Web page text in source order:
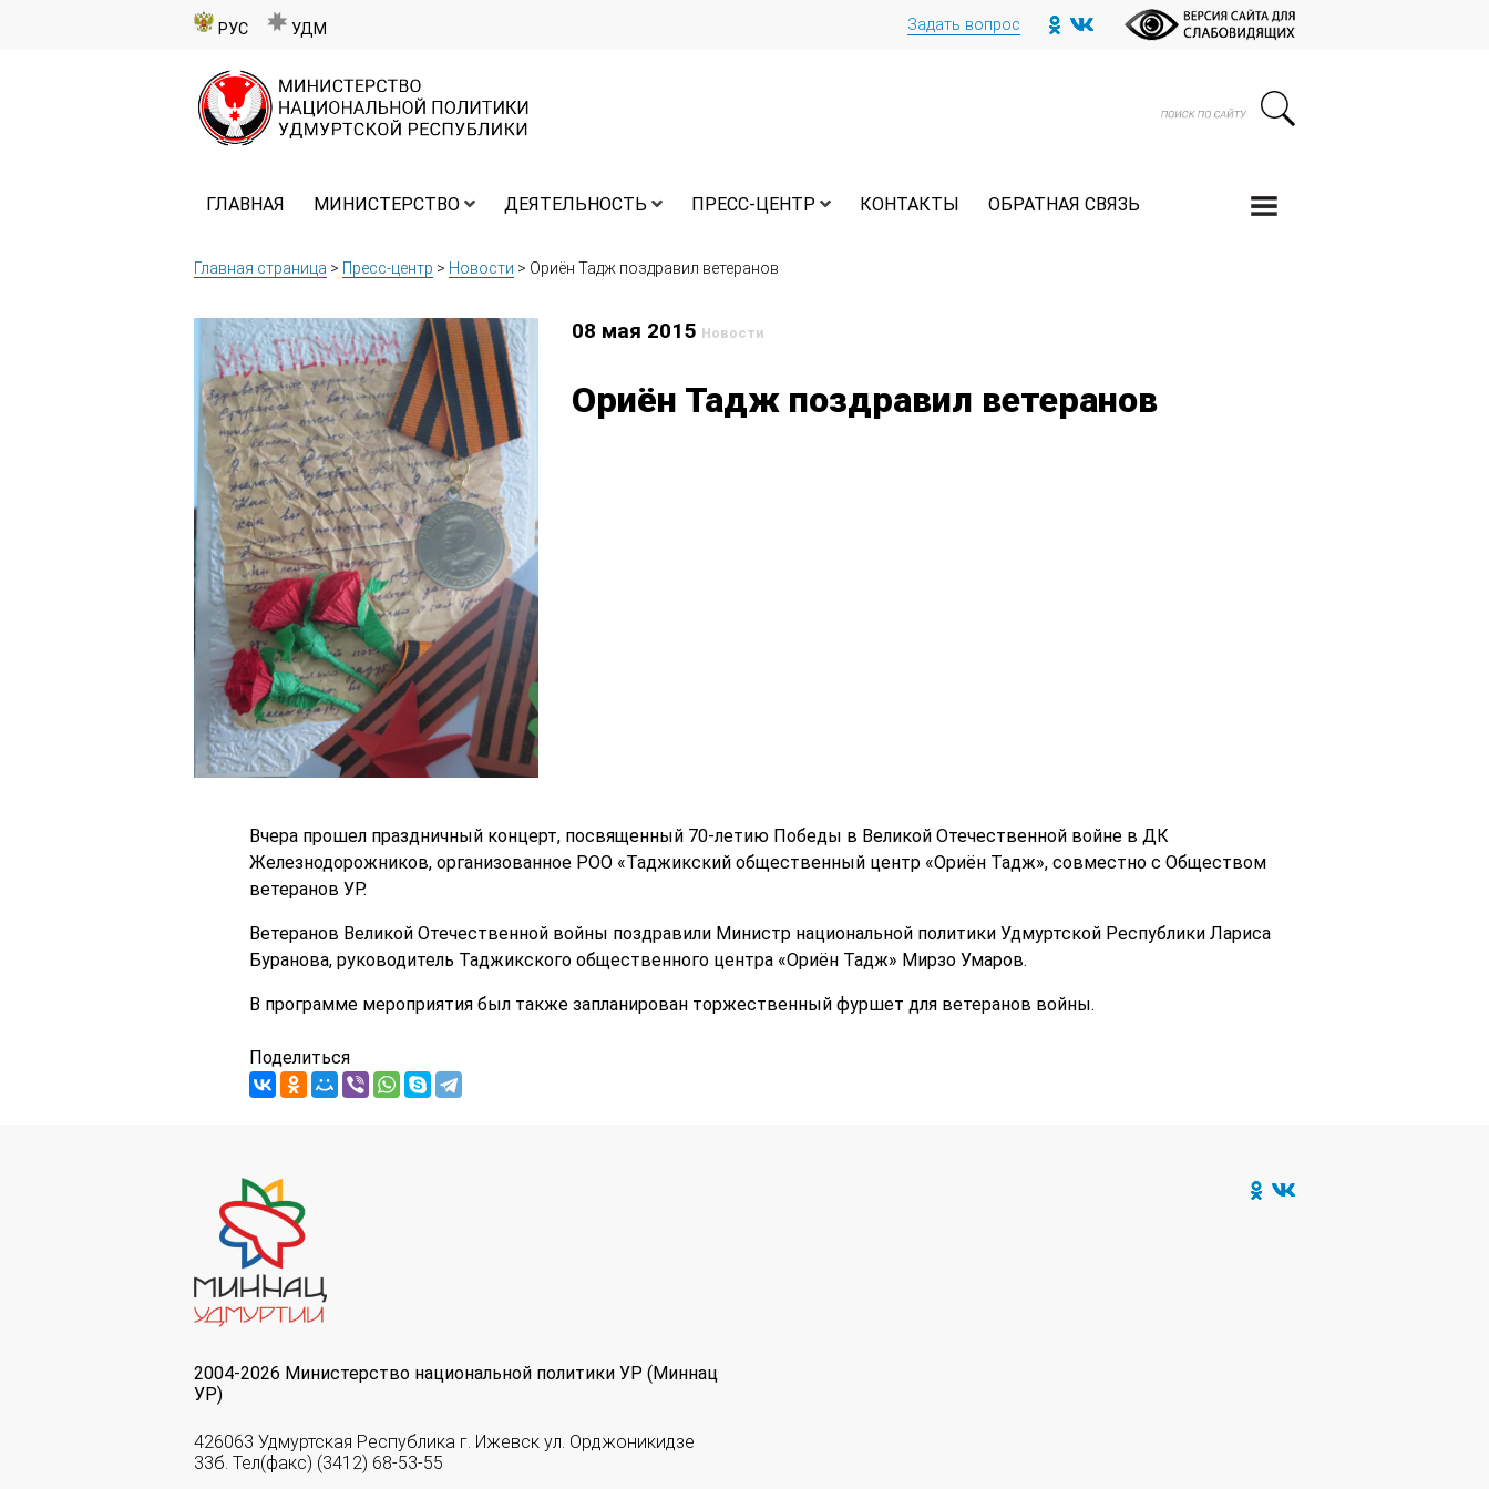
РУС УДМ Задать вопрос
ГЛАВНАЯ МИНИСТЕРСТВО ДЕЯТЕЛЬНОСТЬ ПРЕСС-ЦЕНТР КОНТАКТЫ ОБРАТНАЯ СВЯЗЬ
Главная страница > Пресс-центр > Новости > Ориён Тадж поздравил ветеранов
08 мая 2015 Новости
Ориён Тадж поздравил ветеранов
Вчера прошел праздничный концерт, посвященный 70-летию Победы в Великой Отечественной войне в ДК
Железнодорожников, организованное РОО «Таджикский общественный центр «Ориён Тадж», совместно с Обществом
ветеранов УР.
Ветеранов Великой Отечественной войны поздравили Министр национальной политики Удмуртской Республики Лариса
Буранова, руководитель Таджикского общественного центра «Ориён Тадж» Мирзо Умаров.
В программе мероприятия был также запланирован торжественный фуршет для ветеранов войны.
Поделиться
2004-2026 Министерство национальной политики УР (Миннац
УР)
426063 Удмуртская Республика г. Ижевск ул. Орджоникидзе
33б. Тел(факс) (3412) 68-53-55